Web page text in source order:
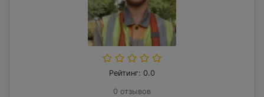
Рейтинг: 0.0
0 отзывов